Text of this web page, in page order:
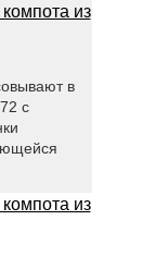
из
в
с
из